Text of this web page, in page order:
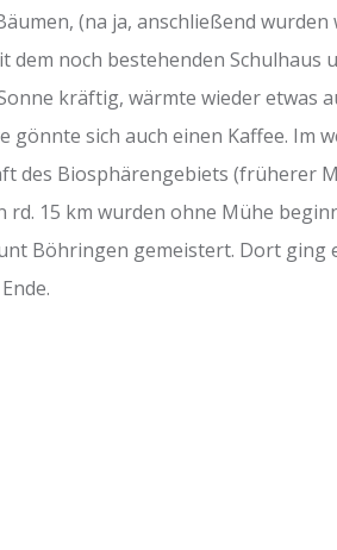
(na ja, anschließend wurden
dem noch bestehenden Schulhaus
kräftig, wärmte wieder etwas
gönnte sich auch einen Kaffee. Im
des Biosphärengebiets (früherer
rd. 15 km wurden ohne Mühe
Böhringen gemeistert. Dort ging